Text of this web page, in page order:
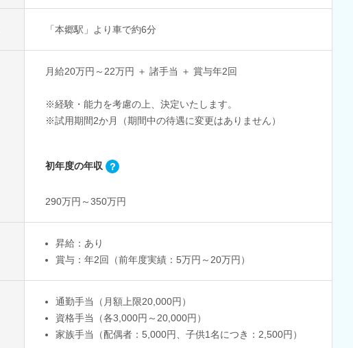
「本郷駅」より車で約6分
月給20万円～22万円 ＋ 諸手当 ＋ 賞与年2回
※経験・能力を考慮の上、決定いたします。
※試用期間2か月（期間中の待遇に変更はありません）
初年度の年収
290万円～350万円
昇給：あり
賞与：年2回（前年度実績：5万円～20万円）
通勤手当（月額上限20,000円）
資格手当（各3,000円～20,000円）
家族手当（配偶者：5,000円、子供1名につき：2,500円）